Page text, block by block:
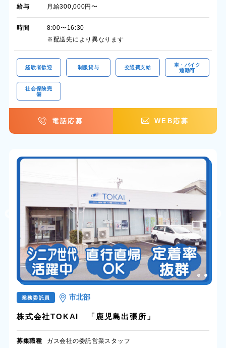
給与 月給300,000円〜
時間
8:00〜16:30
※配送先により異なります
経験者歓迎 制服貸与 交通費支給
車・バイク
通勤可
社会保険完
備
電話応募 WEB応募
業務委託員 市北部
株式会社TOKAI 「鹿児島出張所」
募集職種 ガス会社の委託営業スタッフ